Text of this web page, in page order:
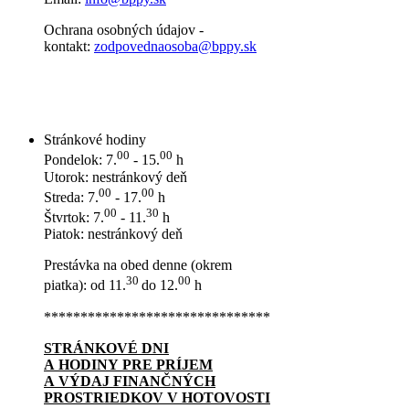
Ochrana osobných údajov -
kontakt: zodpovednaosoba@bppy.sk
Stránkové hodiny
Pondelok: 7.00 - 15.00 h
Utorok: nestránkový deň
Streda: 7.00 - 17.00 h
Štvrtok: 7.00 - 11.30 h
Piatok: nestránkový deň
Prestávka na obed denne (okrem
piatka): od 11.30 do 12.00 h
*******************************
STRÁNKOVÉ DNI
A HODINY PRE PRÍJEM
A VÝDAJ FINANČNÝCH
PROSTRIEDKOV V HOTOVOSTI